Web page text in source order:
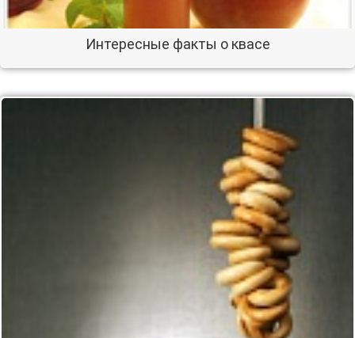
Интересные факты о квасе